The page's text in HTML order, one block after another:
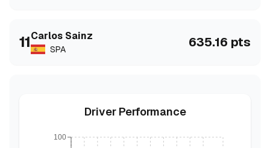
11Carlos Sainz
SPA 635.16 pts
Driver Performance
100